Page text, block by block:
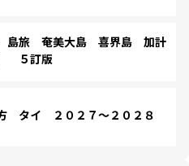
島旅 奄美大島 喜界島 加計
５訂版
タイ ２０２７～２０２８